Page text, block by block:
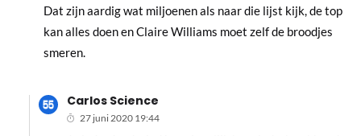
Dat zijn aardig wat miljoenen als naar die lijst kijk, de top
kan alles doen en Claire Williams moet zelf de broodjes
smeren.
Carlos Science
27 juni 2020 19:44